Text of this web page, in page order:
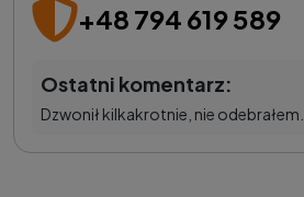
+48 794 619 589
Ostatni komentarz:
Dzwonił kilkakrotnie, nie odebrałem...